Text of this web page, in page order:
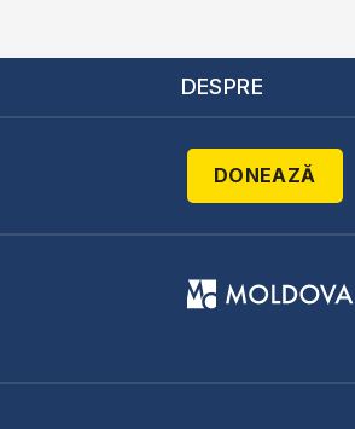
DESPRE
DONEAZĂ